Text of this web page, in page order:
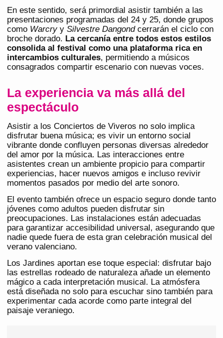
En este sentido, será primordial asistir también a las
presentaciones programadas del 24 y 25, donde grupos
como Warcryy Silvestre Dangondcerrarán el ciclo con
broche dorado. La cercanía entre todos estos estilos
consolida al festival como una plataforma rica en
intercambios culturales, permitiendo a músicos
consagrados compartir escenario con nuevas voces.
La experiencia va más allá del
espectáculo
Asistir a los Conciertos de Viveros no solo implica
disfrutar buena música; es vivir un entorno social
vibrante donde confluyen personas diversas alrededor
del amor por la música. Las interacciones entre
asistentes crean un ambiente propicio para compartir
experiencias, hacer nuevos amigos e incluso revivir
momentos pasados por medio del arte sonoro.
El evento también ofrece un espacio seguro donde tanto
jóvenes como adultos pueden disfrutar sin
preocupaciones. Las instalaciones están adecuadas
para garantizar accesibilidad universal, asegurando que
nadie quede fuera de esta gran celebración musical del
verano valenciano.
Los Jardines aportan ese toque especial: disfrutar bajo
las estrellas rodeado de naturaleza añade un elemento
mágico a cada interpretación musical. La atmósfera
está diseñada no solo para escuchar sino también para
experimentar cada acorde como parte integral del
paisaje veraniego.